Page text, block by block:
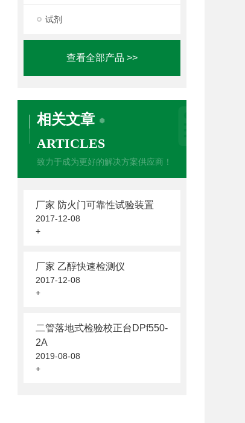
试剂
查看全部产品 >>
相关文章
ARTICLES
致力于成为更好的解决方案供应商！
厂家 防火门可靠性试验装置
2017-12-08
+
厂家 乙醇快速检测仪
2017-12-08
+
二管落地式检验校正台DPf550-
2A
2019-08-08
+